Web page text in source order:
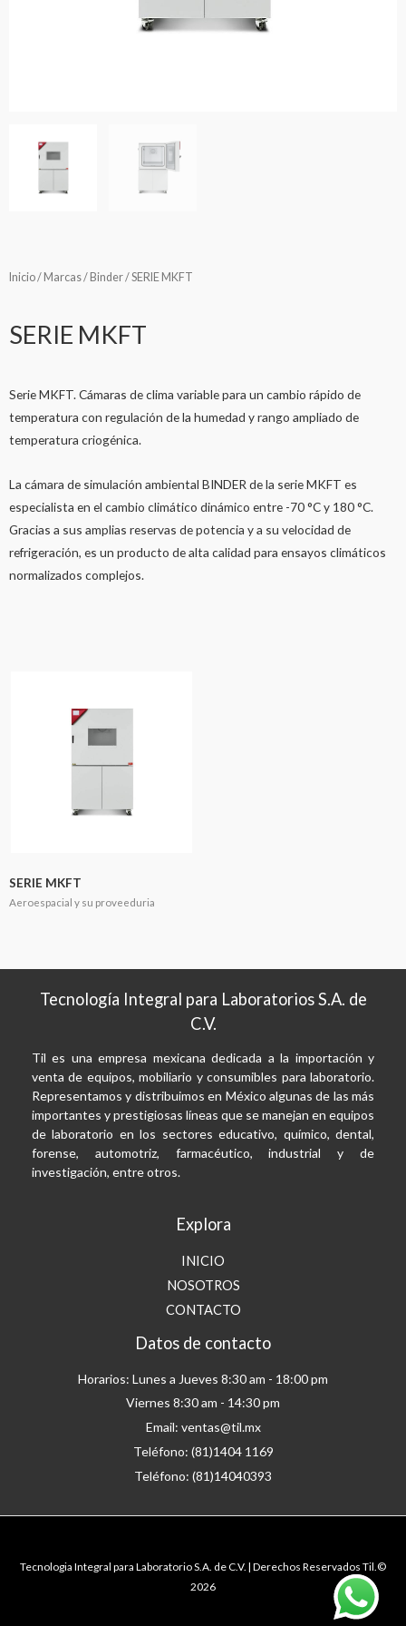
Inicio/ Marcas/ Binder/ SERIE MKFT
SERIE MKFT
Serie MKFT. Cámaras de clima variable para un cambio rápido de
temperatura con regulación de la humedad y rango ampliado de
temperatura criogénica.
La cámara de simulación ambiental BINDER de la serie MKFT es
especialista en el cambio climático dinámico entre -70 °C y 180 °C.
Gracias a sus amplias reservas de potencia y a su velocidad de
refrigeración, es un producto de alta calidad para ensayos climáticos
normalizados complejos.
SERIE MKFT
Aeroespacial y su proveeduria
Tecnología Integral para Laboratorios S.A. de
C.V.
Til es una empresa mexicana dedicada a la importación y
venta de equipos, mobiliario y consumibles para laboratorio.
Representamos y distribuimos en México algunas de las más
importantes y prestigiosas líneas que se manejan en equipos
de laboratorio en los sectores educativo, químico, dental,
forense, automotriz, farmacéutico, industrial y de
investigación, entre otros.
Explora
INICIO
NOSOTROS
CONTACTO
Datos de contacto
Horarios: Lunes a Jueves 8:30 am - 18:00 pm
Viernes 8:30 am - 14:30 pm
Email: ventas@til.mx
Teléfono: (81)1404 1169
Teléfono: (81)14040393
Tecnologia Integral para Laboratorio S.A. de C.V. | Derechos Reservados Til.©
2026